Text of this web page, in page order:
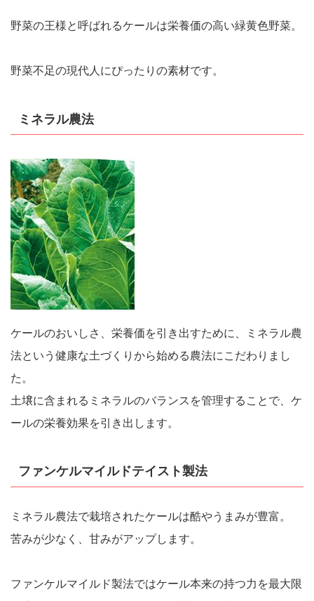
野菜の王様と呼ばれるケールは栄養価の高い緑黄色野菜。
野菜不足の現代人にぴったりの素材です。
ミネラル農法
ケールのおいしさ、栄養価を引き出すために、ミネラル農
法という健康な土づくりから始める農法にこだわりまし
た。
土壌に含まれるミネラルのバランスを管理することで、ケ
ールの栄養効果を引き出します。
ファンケルマイルドテイスト製法
ミネラル農法で栽培されたケールは酷やうまみが豊富。
苦みが少なく、甘みがアップします。
ファンケルマイルド製法ではケール本来の持つ力を最大限